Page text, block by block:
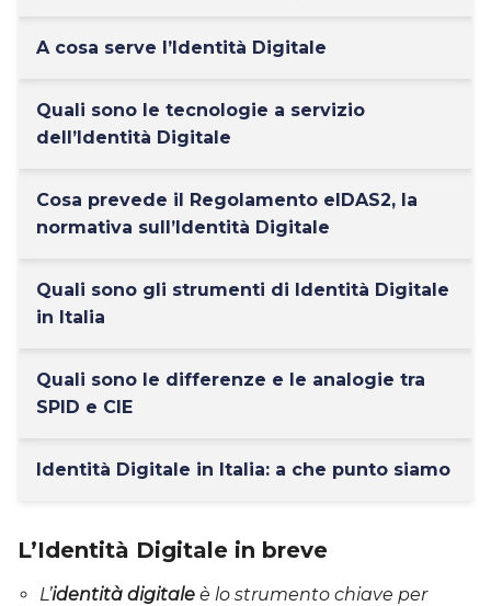
A cosa serve l’Identità Digitale
Quali sono le tecnologie a servizio
dell’Identità Digitale
Cosa prevede il Regolamento eIDAS2, la
normativa sull’Identità Digitale
Quali sono gli strumenti di Identità Digitale
in Italia
Quali sono le differenze e le analogie tra
SPID e CIE
Identità Digitale in Italia: a che punto siamo
L’Identità Digitale in breve
L’identità digitale è lo strumento chiave per